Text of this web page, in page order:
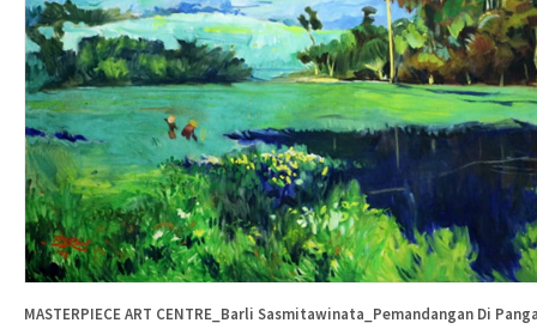
MASTERPIECE ART CENTRE_Barli Sasmitawinata_Pemandangan Di